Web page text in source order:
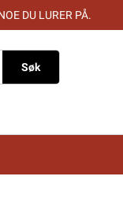
DU LURER PÅ.
Søk